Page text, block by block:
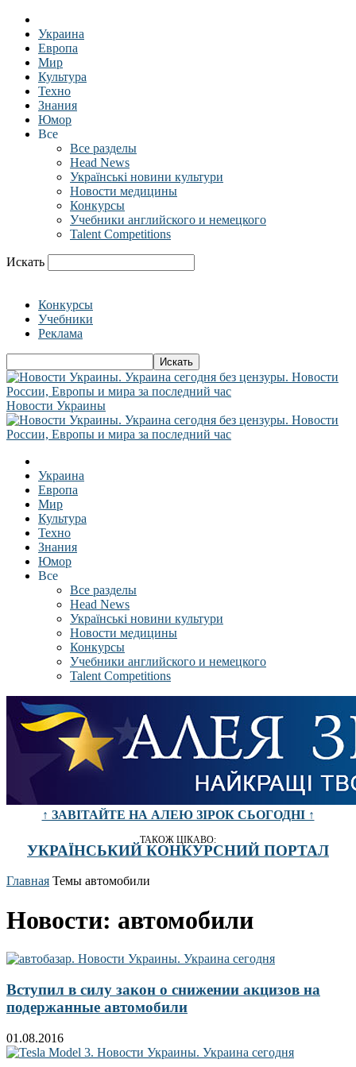
Украина
Европа
Мир
Культура
Техно
Знания
Юмор
Все
Все разделы
Head News
Українські новини культури
Новости медицины
Конкурсы
Учебники английского и немецкого
Talent Competitions
Искать
Конкурсы
Учебники
Реклама
Новости Украины
Украина
Европа
Мир
Культура
Техно
Знания
Юмор
Все
Все разделы
Head News
Українські новини культури
Новости медицины
Конкурсы
Учебники английского и немецкого
Talent Competitions
↑ ЗАВІТАЙТЕ НА АЛЕЮ ЗІРОК СЬОГОДНІ ↑
ТАКОЖ ЦІКАВО:
УКРАЇНСЬКИЙ КОНКУРСНИЙ ПОРТАЛ
Главная Темы автомобили
Новости: автомобили
Вступил в силу закон о снижении акцизов на
подержанные автомобили
01.08.2016